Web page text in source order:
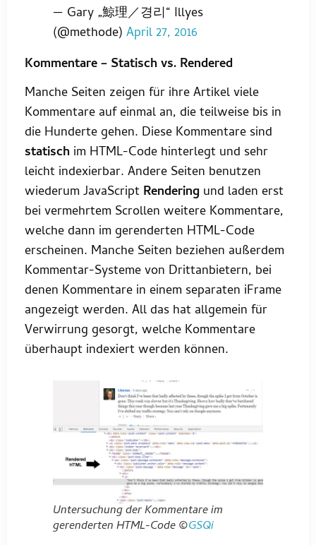
— Gary „鯨理／경리“ Illyes
(@methode) April 27, 2016
Kommentare – Statisch vs. Rendered
Manche Seiten zeigen für ihre Artikel viele
Kommentare auf einmal an, die teilweise bis in
die Hunderte gehen. Diese Kommentare sind
statisch im HTML-Code hinterlegt und sehr
leicht indexierbar. Andere Seiten benutzen
wiederum JavaScript Rendering und laden erst
bei vermehrtem Scrollen weitere Kommentare,
welche dann im gerenderten HTML-Code
erscheinen. Manche Seiten beziehen außerdem
Kommentar-Systeme von Drittanbietern, bei
denen Kommentare in einem separaten iFrame
angezeigt werden. All das hat allgemein für
Verwirrung gesorgt, welche Kommentare
überhaupt indexiert werden können.
Untersuchung der Kommentare im
gerenderten HTML-Code ©GSQi